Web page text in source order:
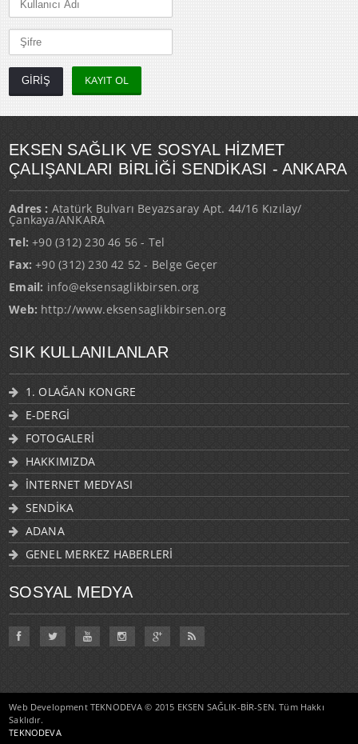
KAYIT OL
EKSEN SAĞLIK VE SOSYAL HİZMET
ÇALIŞANLARI BİRLİĞİ SENDİKASI - ANKARA
Adres : Atatürk Bulvarı Beyazsaray Apt. 44/16 Kızılay/
Çankaya/ANKARA
Tel: +90 (312) 230 46 56 - Tel
Fax: +90 (312) 230 42 52 - Belge Geçer
Email: info@eksensaglikbirsen.org
Web: http://www.eksensaglikbirsen.org
SIK KULLANILANLAR
1. OLAĞAN KONGRE
E-DERGİ
FOTOGALERİ
HAKKIMIZDA
İNTERNET MEDYASI
SENDİKA
ADANA
GENEL MERKEZ HABERLERİ
SOSYAL MEDYA
Web Development TEKNODEVA © 2015 EKSEN SAĞLIK-BİR-SEN. Tüm Hakkı
Saklıdır.
TEKNODEVA